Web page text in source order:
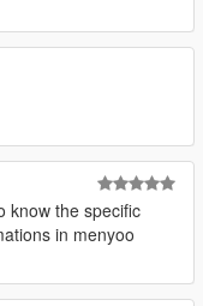
know the specific
in menyoo